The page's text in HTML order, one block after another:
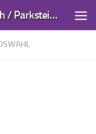
Kirchengemeinden Wildenreuth / Parkstein und Kirchendemenreuth